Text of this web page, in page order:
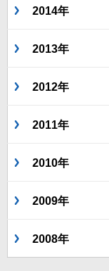
2014年
2013年
2012年
2011年
2010年
2009年
2008年